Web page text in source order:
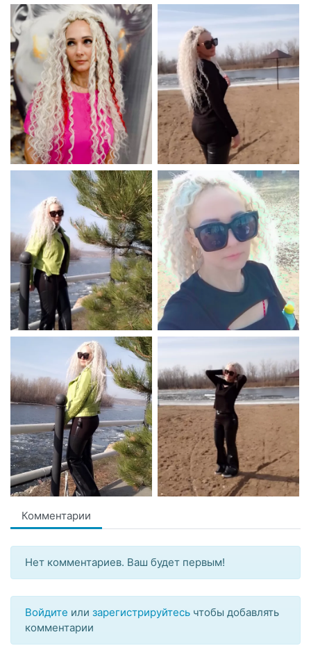
Комментарии
Нет комментариев. Ваш будет первым!
Войдите или зарегистрируйтесь чтобы добавлять
комментарии